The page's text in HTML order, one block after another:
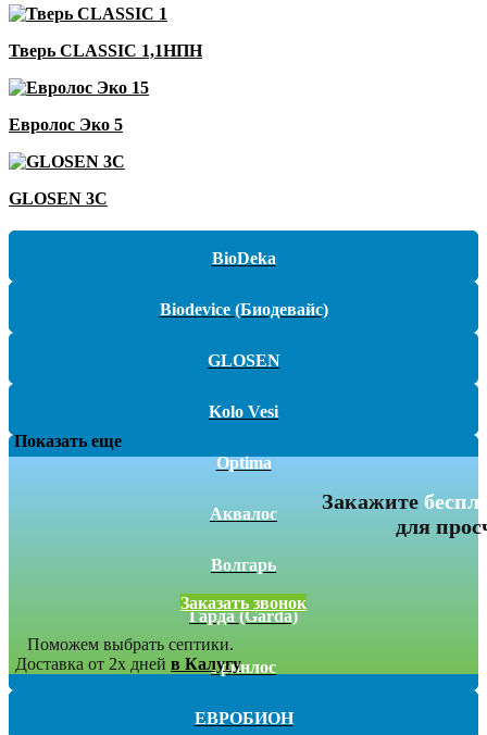
Тверь CLASSIC 1,1НПН
Евролос Эко 5
GLOSEN 3С
BioDeka
Biodevice (Биодевайс)
GLOSEN
Kolo Vesi
Optima
Аквалос
Волгарь
Гарда (Garda)
Гринлос
ЕВРОБИОН
Показать еще
Закажите
для
Заказать звонок
Поможем выбрать септики.
Доставка от 2х дней в Калугу